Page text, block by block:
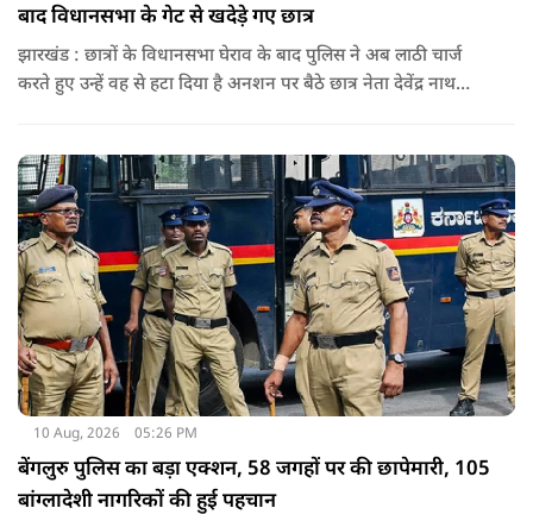
बाद विधानसभा के गेट से खदेड़े गए छात्र
झारखंड : छात्रों के विधानसभा घेराव के बाद पुलिस ने अब लाठी चार्ज
करते हुए उन्हें वह से हटा दिया है अनशन पर बैठे छात्र नेता देवेंद्र नाथ
10 Aug, 2026 05:26 PM
बेंगलुरु पुलिस का बड़ा एक्शन, 58 जगहों पर की छापेमारी, 105
बांग्लादेशी नागरिकों की हुई पहचान